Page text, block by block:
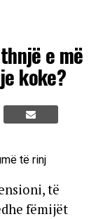
e më
koke?
të
fëmijët